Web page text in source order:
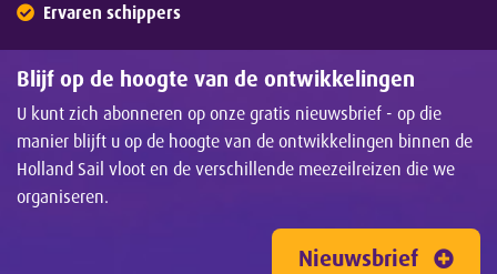
Ervaren schippers
Blijf op de hoogte van de ontwikkelingen
U kunt zich abonneren op onze gratis nieuwsbrief - op die
manier blijft u op de hoogte van de ontwikkelingen binnen de
Holland Sail vloot en de verschillende meezeilreizen die we
organiseren.
Nieuwsbrief